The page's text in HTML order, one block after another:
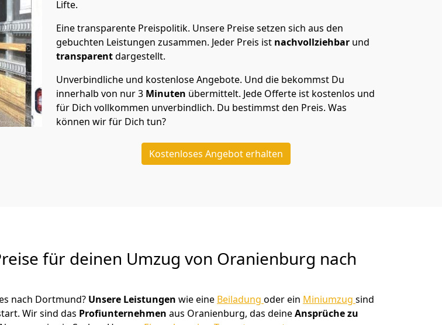
Lifte.
Eine transparente Preispolitik. Unsere Preise setzen sich aus den
gebuchten Leistungen zusammen. Jeder Preis ist nachvollziehbar und
transparentdargestellt.
Unverbindliche und kostenlose Angebote. Und die bekommst Du
innerhalb von nur3 Minuten übermittelt. Jede Offerte ist kostenlos und
für Dich vollkommen unverbindlich. Du bestimmst den Preis. Was
können wir für Dich tun?
Kostenloses Angebot erhalten
für deinen Umzug von Oranienburg nach
nach Dortmund? Unsere Leistungen wie eine Beiladung oder ein Miniumzug sind
Wir sind das Profiunternehmen aus Oranienburg, das deineAnsprüche zu